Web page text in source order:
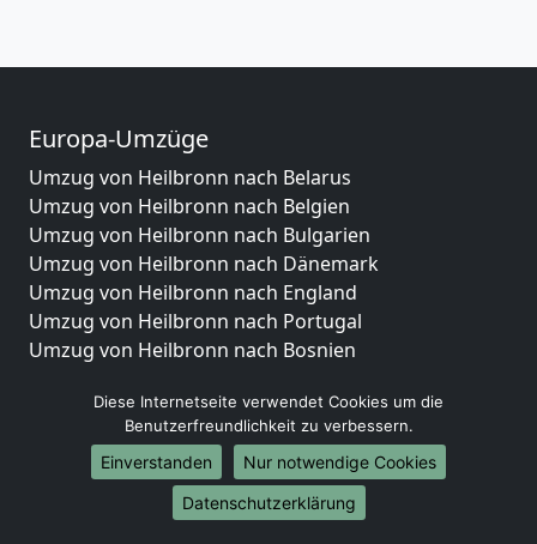
Europa-Umzüge
Umzug von Heilbronn nach Belarus
Umzug von Heilbronn nach Belgien
Umzug von Heilbronn nach Bulgarien
Umzug von Heilbronn nach Dänemark
Umzug von Heilbronn nach England
Umzug von Heilbronn nach Portugal
Umzug von Heilbronn nach Bosnien
Umzug von Heilbronn nach Irland
Umzug von Heilbronn nach Lettland
Umzug von Heilbronn nach Zypern
Umzug von Heilbronn nach Kroatien
Umzug von Heilbronn nach Estland
Diese Internetseite verwendet Cookies um die
Benutzerfreundlichkeit zu verbessern.
Einverstanden
Nur notwendige Cookies
Datenschutzerklärung